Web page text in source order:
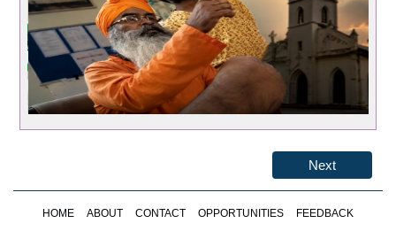
Next
HOME ABOUT CONTACT OPPORTUNITIES FEEDBACK